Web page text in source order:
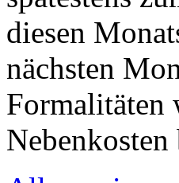
diesen
nächsten
Formalitäten